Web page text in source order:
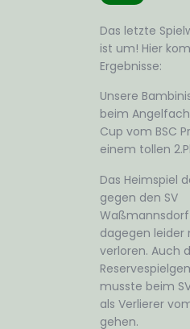
Das letzte
ist um! Hier
Ergebnisse:
Unsere
beim
Cup vom BSC
einem tollen
Das Heimspiel
gegen den SV
dagegen leider
verloren. Auch
musste beim
als Verlierer
gehen.